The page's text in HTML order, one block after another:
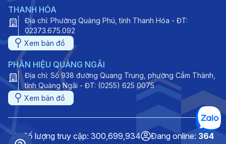
THANH HÓA
Địa chỉ: Phường Quảng Phú, tỉnh Thanh Hóa - ĐT:
02373.675.092
Xem bản đồ
PHÂN HIỆU QUẢNG NGÃI
Địa chỉ: Số 938 đường Quang Trung, phường Cẩm Thành,
tỉnh Quảng Ngãi - ĐT: (0255) 625 0075
Xem bản đồ
Số lượng truy cập: 300,699,934 Đang online: 364